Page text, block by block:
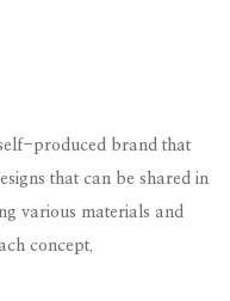
produced brand that
that can be shared in
various materials and
concept.